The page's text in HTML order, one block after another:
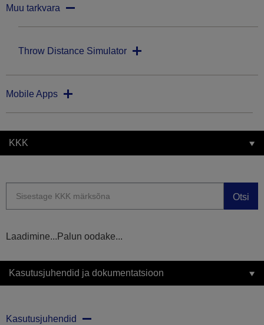
Muu tarkvara
Throw Distance Simulator
Mobile Apps
KKK
Otsi
Laadimine...Palun oodake...
Kasutusjuhendid ja dokumentatsioon
Kasutusjuhendid